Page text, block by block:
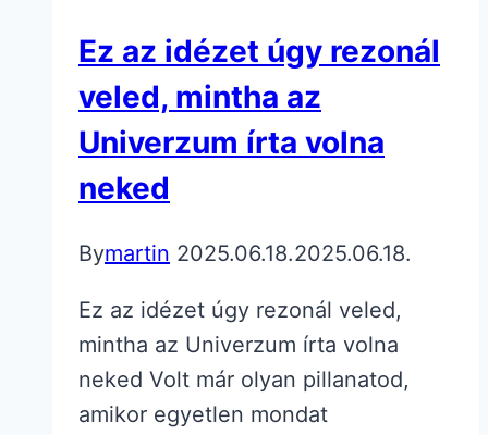
Ez az idézet úgy rezonál
veled, mintha az
Univerzum írta volna
neked
Bymartin 2025.06.18.2025.06.18.
Ez az idézet úgy rezonál veled,
mintha az Univerzum írta volna
neked Volt már olyan pillanatod,
amikor egyetlen mondat